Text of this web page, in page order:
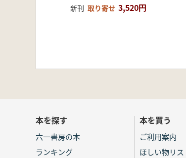
新刊 取り寄せ 3,520円
本を探す
六一書房の本
ランキング
本を買う
ご利用案内
ほしい物リ